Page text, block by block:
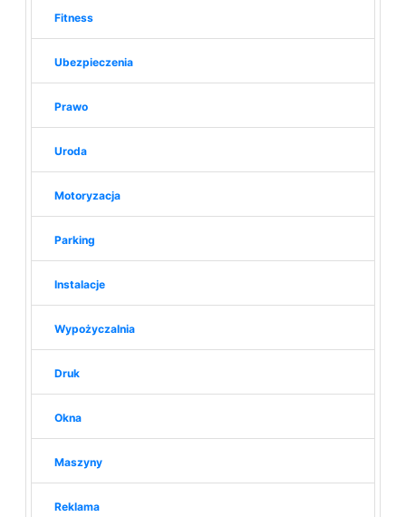
Fitness
Ubezpieczenia
Prawo
Uroda
Motoryzacja
Parking
Instalacje
Wypożyczalnia
Druk
Okna
Maszyny
Reklama